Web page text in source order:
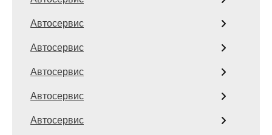
Автосервис
Автосервис
Автосервис
Автосервис
Автосервис